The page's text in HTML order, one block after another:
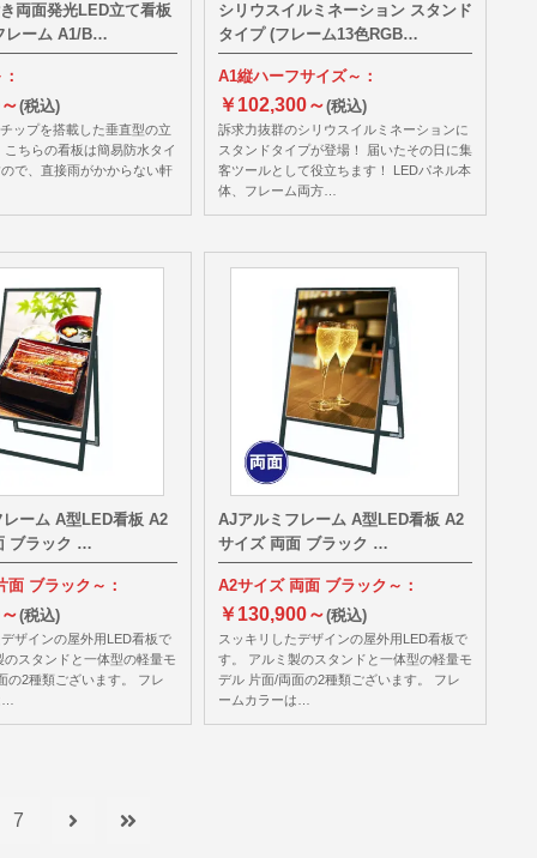
両面発光LED立て看板
レーム A1/B…
(税込)
ップを搭載した垂直型の立
こちらの看板は簡易防水タイ
で、直接雨がかからない軒
シリウスイルミネーション スタンド
タイプ (フレーム13色RGB…
A1縦ハーフサイズ～：
￥102,300～(税込)
訴求力抜群のシリウスイルミネーションに
スタンドタイプが登場！ 届いたその日に集
客ツールとして役立ちます！ LEDパネル本
体、フレーム両方…
ーム A型LED看板 A2
ブラック …
面 ブラック～：
(税込)
ザインの屋外用LED看板で
のスタンドと一体型の軽量モ
の2種類ございます。 フレ
AJアルミフレーム A型LED看板 A2
サイズ 両面 ブラック …
A2サイズ 両面 ブラック～：
￥130,900～(税込)
スッキリしたデザインの屋外用LED看板で
す。 アルミ製のスタンドと一体型の軽量モ
デル 片面/両面の2種類ございます。 フレ
ームカラーは…
7